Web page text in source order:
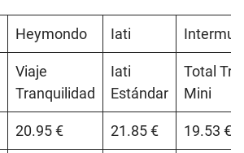
Heymondo Iati
Viaje
Tranquilidad
Iati
Estándar
Total
Mini
20.95 € 21.85 € 19.53 €